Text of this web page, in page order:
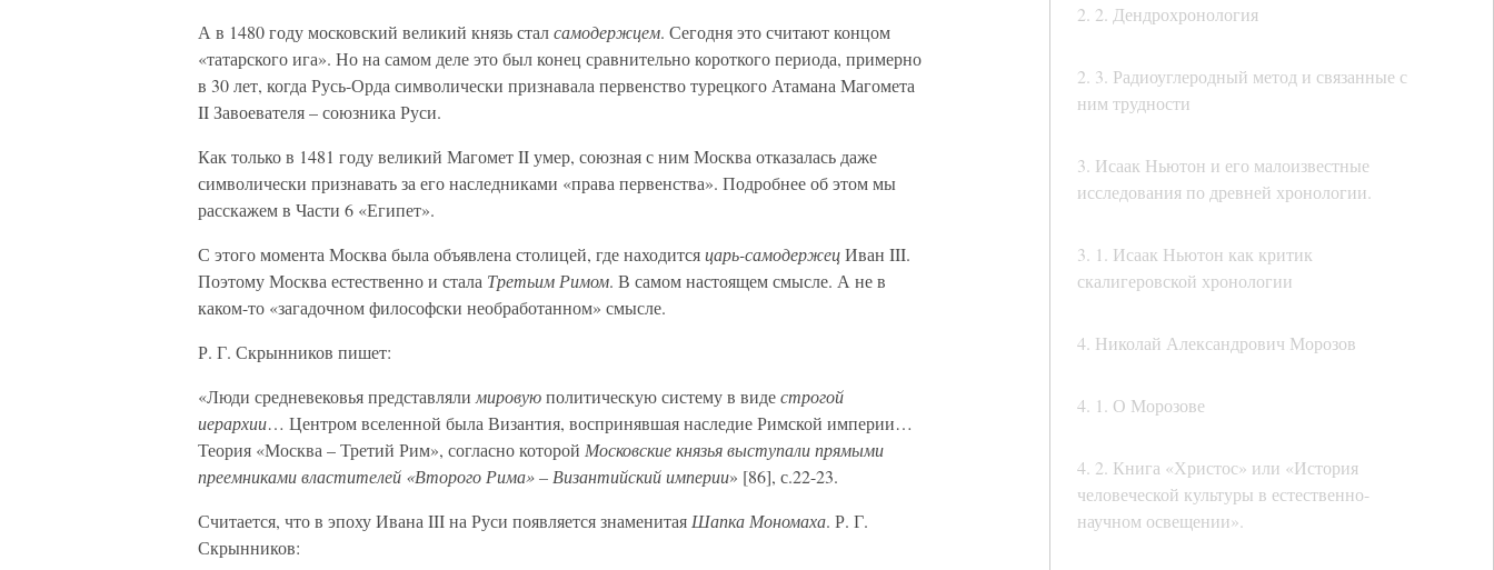
2. 2. Дендрохронология
2. 3. Радиоуглеродный метод и связанные с
ним трудности
3. Исаак Ньютон и его малоизвестные
исследования по древней хронологии.
3. 1. Исаак Ньютон как критик
скалигеровской хронологии
4. Николай Александрович Морозов
4. 1. О Морозове
4. 2. Книга «Христос» или «История
человеческой культуры в естественно-
научном освещении».
А в 1480 году московский великий князь сталсамодержцем. Сегодня это считают концом
«татарского ига». Но на самом деле это был конец сравнительно короткого периода, примерно
в 30 лет, когда Русь-Орда символически признавала первенство турецкого Атамана Магомета
II Завоевателя – союзника Руси.
Как только в 1481 году великий Магомет II умер, союзная с ним Москва отказалась даже
символически признавать за его наследниками «права первенства». Подробнее об этом мы
расскажем в Части 6 «Египет».
С этого момента Москва была объявлена столицей, где находитсяцарь-самодержецИван III.
Поэтому Москва естественно и стала Третьим Римом. В самом настоящем смысле. А не в
каком-то «загадочном философски необработанном» смысле.
Р. Г. Скрынников пишет:
«Люди средневековья представляли мировуюполитическую систему в видестрогой
иерархии… Центром вселенной была Византия, воспринявшая наследие Римской империи…
Теория «Москва – Третий Рим», согласно которой Московские князья выступали прямыми
преемниками властителей «Второго Рима» – Византийский империи» [86], с.22-23.
Считается, что в эпоху Ивана III на Руси появляется знаменитая Шапка Мономаха. Р. Г.
Скрынников: